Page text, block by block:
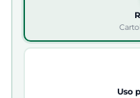
Uso